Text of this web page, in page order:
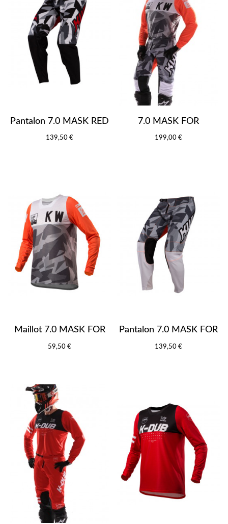
Pantalon 7.0 MASK RED
139,50 €
7.0 MASK FOR
199,00 €
Maillot 7.0 MASK FOR
59,50 €
Pantalon 7.0 MASK FOR
139,50 €